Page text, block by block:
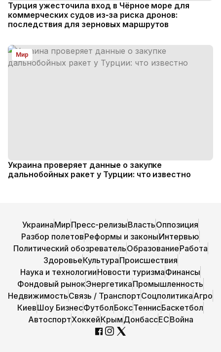
Турция ужесточила вход в Чёрное море для
коммерческих судов из‑за риска дронов:
последствия для зерновых маршрутов
Мир
Украина проверяет данные о закупке
дальнобойных ракет у Турции: что известно
УкраинаМирПресс-релизыВластьОппозиция
Разбор полетовРеформы и законыИнтервью
Политический обозревательОбразованиеРабота
ЗдоровьеКультураПроисшествия
Наука и технологииНовости туризмаФинансы
Фондовый рынокЭнергетикаПромышленность
НедвижимостьСвязь / ТранспортСоцполитикаАгро
КиевШоу БизнесФутболБоксТеннисБаскетбол
АвтоспортХоккейКрымДонбассЕСВойна